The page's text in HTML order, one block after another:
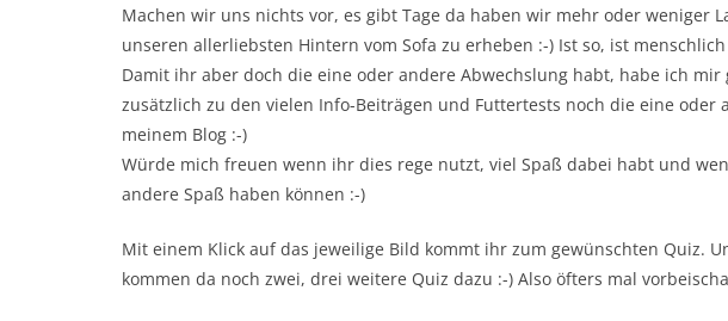
Machen wir uns nichts vor, es gibt Tage da haben wir mehr oder weniger
unseren allerliebsten Hintern vom Sofa zu erheben :-) Ist so, ist
Damit ihr aber doch die eine oder andere Abwechslung habt, habe ich mir
zusätzlich zu den vielen Info-Beiträgen und Futtertests noch die eine
meinem Blog :-)
Würde mich freuen wenn ihr dies rege nutzt, viel Spaß dabei habt und
andere Spaß haben können :-)
Mit einem Klick auf das jeweilige Bild kommt ihr zum gewünschten Quiz.
kommen da noch zwei, drei weitere Quiz dazu :-) Also öfters mal